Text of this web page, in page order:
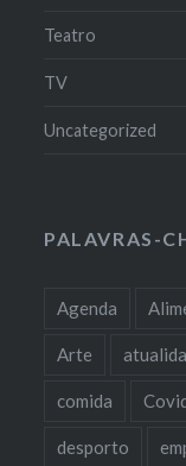
Teatro
TV
Uncategorized
PALAVRAS-
Agenda
Arte
comida
desporto